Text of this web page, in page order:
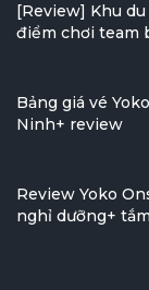
[Review] Khu
điểm chơi team
Bảng giá vé
Ninh+ review
Review Yoko
nghỉ dưỡng+